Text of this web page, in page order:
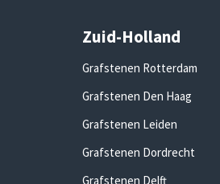
Zuid-Holland
Grafstenen Rotterdam
Grafstenen Den Haag
Grafstenen Leiden
Grafstenen Dordrecht
Grafstenen Delft